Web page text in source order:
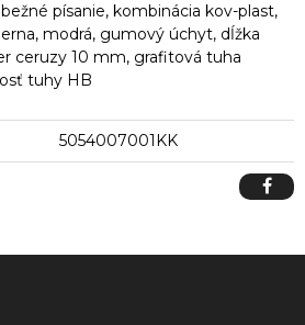
písanie, kombinácia kov-plast,
modrá, gumový úchyt, dĺžka
ceruzy 10 mm, grafitová tuha
tuhy HB
5054007001KK